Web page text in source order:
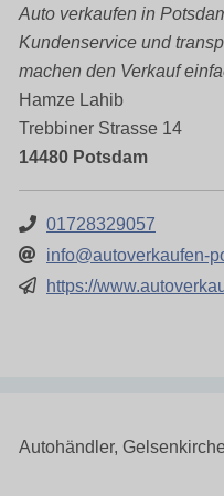
Auto verkaufen in
Kundenservice und
machen den Verkauf
Hamze Lahib
Trebbiner Strasse 14
14480 Potsdam
01728329057
info@autoverkaufen-
https://
Autohändler,